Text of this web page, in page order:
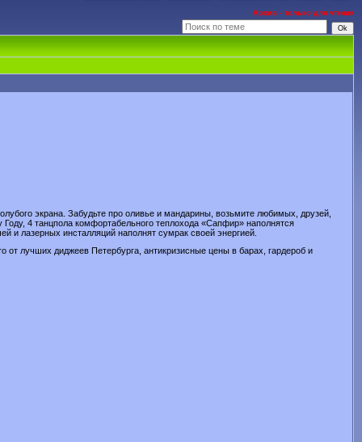
Архив - только для чтения
экрана. Забудьте про оливье и мандарины, возьмите любимых, друзей,
4 танцпола комфортабельного теплохода «Сапфир» наполнятся
и лазерных инсталляций наполнят сумрак своей энергией.
лучших диджеев Петербурга, антикризисные цены в барах, гардероб и